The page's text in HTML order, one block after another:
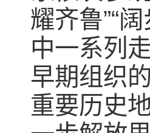
耀齐鲁”“
中一系列
早期组织
重要历史